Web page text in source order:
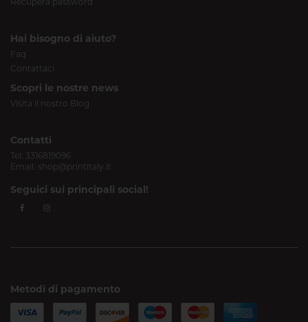
Hai bisogno di aiuto?
Faq
Contattaci
Scopri le nostre news
Visita il nostro Blog
Contatti
Tel: 3316819096
Email: shop@printitaly.it
Seguici sui principali social!
Metodi di pagamento